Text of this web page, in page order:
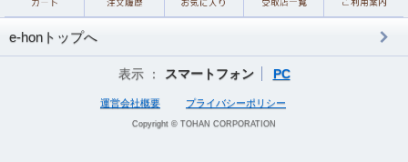
e-honトップへ
表示 ： スマートフォン PC
運営会社概要 プライバシーポリシー
Copyright © TOHAN CORPORATION